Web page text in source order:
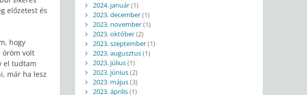
előzetest és
hogy
öröm volt
el tudtam
már ha lesz
2024. január(1)
2023. december(1)
2023. november(1)
2023. október(2)
2023. szeptember(1)
2023. augusztus(1)
2023. július(1)
2023. június(2)
2023. május(3)
2023. április(1)